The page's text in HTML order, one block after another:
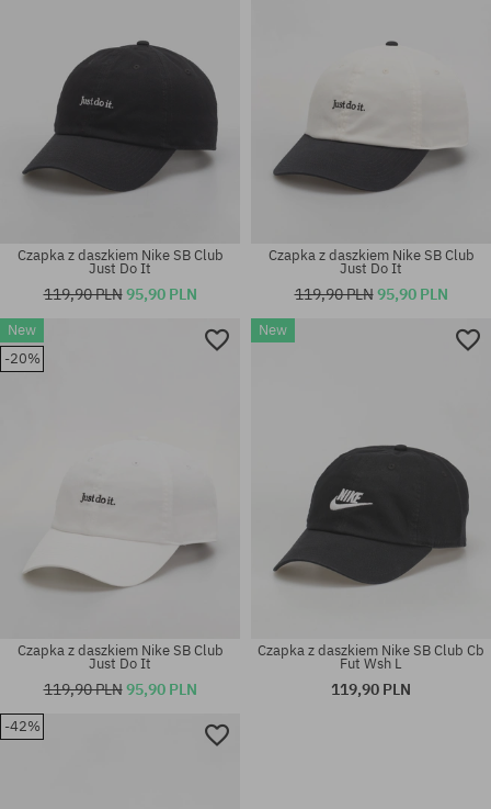
rozmiar uniwersalny
Czapka z daszkiem Nike SB Club
Just Do It
119,90 PLN95,90 PLN
Czapka z daszkiem Nike SB Club
Just Do It
119,90 PLN95,90 PLN
New
-20%
Czapka z daszkiem Nike SB Club
Just Do It
119,90 PLN95,90 PLN
New
Czapka z daszkiem Nike SB Club Cb
Fut Wsh L
119,90 PLN
-42%